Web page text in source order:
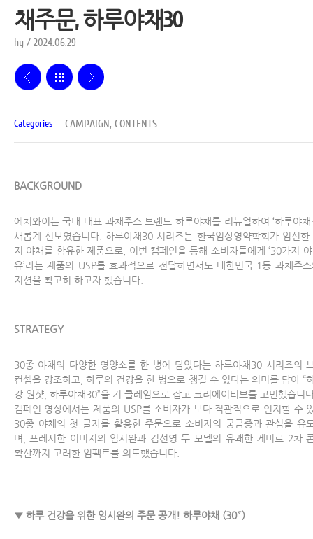
채주문, 하루야채30
hy / 2024.06.29
Categories CAMPAIGN, CONTENTS
BACKGROUND
에치와이는 국내 대표 과채주스 브랜드 하루야채를 리뉴얼하여 ‘하루야채
새롭게 선보였습니다. 하루야채30 시리즈는 한국임상영약학회가 엄선
지 야채를 함유한 제품으로, 이번 캠페인을 통해 소비자들에게 ‘30가지
유’라는 제품의 USP를 효과적으로 전달하면서도 대한민국 1등 과채주
지션을 확고히 하고자 했습니다.
STRATEGY
30종 야채의 다양한 영양소를 한 병에 담았다는 하루야채30 시리즈의
컨셉을 강조하고, 하루의 건강을 한 병으로 챙길 수 있다는 의미를 담아 “
강 원샷, 하루야채30”을 키 클레임으로 잡고 크리에이티브를 고민했습니
캠페인 영상에서는 제품의 USP를 소비자가 보다 직관적으로 인지할 수
30종 야채의 첫 글자를 활용한 주문으로 소비자의 궁금증과 관심을 유
며, 프레시한 이미지의 임시완과 김선영 두 모델의 유쾌한 케미로 2차
확산까지 고려한 임팩트를 의도했습니다.
▼ 하루 건강을 위한 임시완의 주문 공개! 하루야채 (30″)